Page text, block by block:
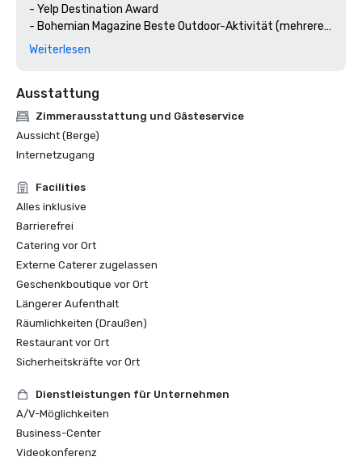
- Yelp Destination Award
- Bohemian Magazine Beste Outdoor-Aktivität (mehrere
Jahre)
Weiterlesen
Ausstattung
Zimmerausstattung und Gästeservice
Aussicht (Berge)
Internetzugang
Facilities
Alles inklusive
Barrierefrei
Catering vor Ort
Externe Caterer zugelassen
Geschenkboutique vor Ort
Längerer Aufenthalt
Räumlichkeiten (Draußen)
Restaurant vor Ort
Sicherheitskräfte vor Ort
Dienstleistungen für Unternehmen
A/V-Möglichkeiten
Business-Center
Videokonferenz